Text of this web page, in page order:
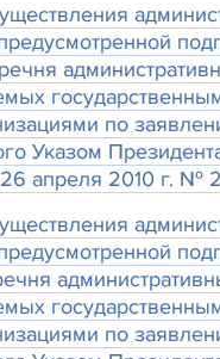
по
Указом
26 апреля 2010 г. №
по